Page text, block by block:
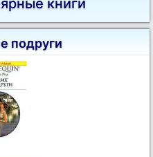
книги
подруги